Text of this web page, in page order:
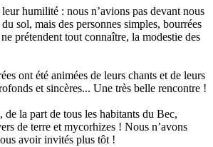
humilité : nous n’avions pas devant nous
sol, mais des personnes simples, bourrées
prétendent tout connaître, la modestie des
ont été animées de leurs chants et de leurs
et sincères... Une très belle rencontre !
la part de tous les habitants du Bec,
de terre et mycorhizes ! Nous n’avons
avoir invités plus tôt !